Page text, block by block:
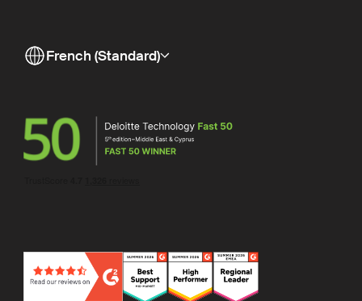
French (Standard)